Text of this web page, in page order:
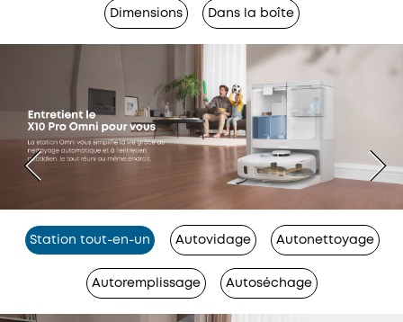
Dimensions Dans la boîte
Station tout-en-un Autovidage Autonettoyage
Autoremplissage Autoséchage